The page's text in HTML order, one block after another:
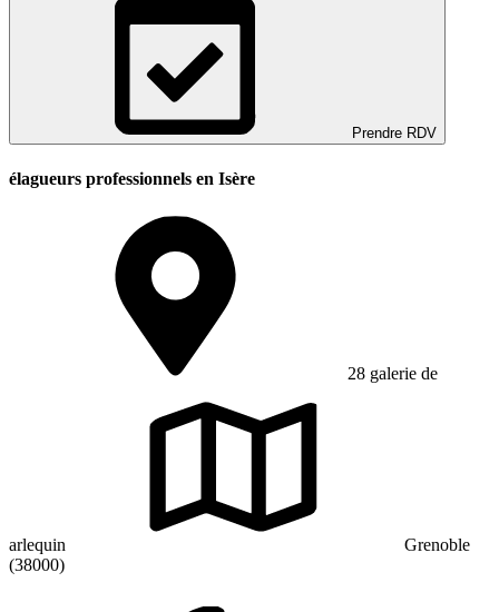
Prendre RDV
élagueurs professionnels en Isère
28 galerie de
arlequin
Grenoble
(38000)